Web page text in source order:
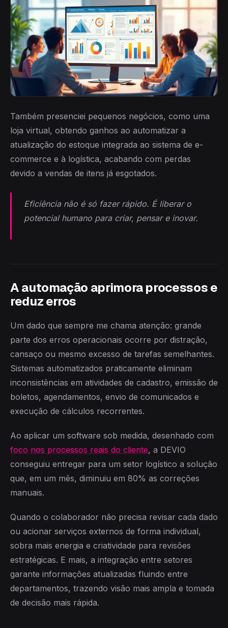
Também presenciei pequenos negócios, como uma
loja virtual, obtendo ganhos ao automatizar a
atualização do estoque integrada ao sistema de e-
commerce e à logística, acabando com perdas
devido a vendas de itens já esgotados.
Eficiência não é só fazer rápido. É liberar o
potencial humano para criar, pensar e inovar.
A automação aprimora processos e
reduz erros
Um dado que sempre me chama atenção: grande
parte dos erros operacionais ocorre por distração,
cansaço ou mesmo excesso de tarefas semelhantes.
Sistemas automatizados praticamente eliminam
inconsistências em atividades de cadastro, emissão de
boletos, agendamentos, envio de comunicados e
execução de cálculos recorrentes.
Ao aplicar um software sob medida, desenhado com
foco nos processos reais do cliente, a DEVIO
conseguiu entregar para um setor logístico a solução
que, em um mês, diminuiu em 80% as correções
manuais.
Quando o colaborador não precisa revisar cada dado
ou acionar serviços externos de forma individual,
sobra mais energia e criatividade para revisões
estratégicas. E mais, a integração entre setores
garante informações atualizadas fluindo entre
departamentos, trazendo visão mais ampla e tomada
de decisão mais rápida.